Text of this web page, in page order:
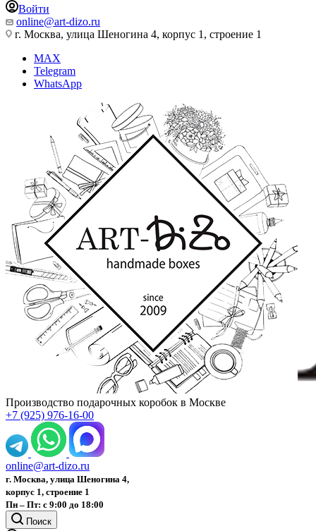
Войти
online@art-dizo.ru
г. Москва, улица Шеногина 4, корпус 1, строение 1
MAX
Telegram
WhatsApp
Производство подарочных коробок в Москве
+7 (925) 976-16-00
online@art-dizo.ru
г. Москва, улица Шеногина 4,
корпус 1, строение 1
Пн – Пт: с 9:00 до 18:00
Поиск